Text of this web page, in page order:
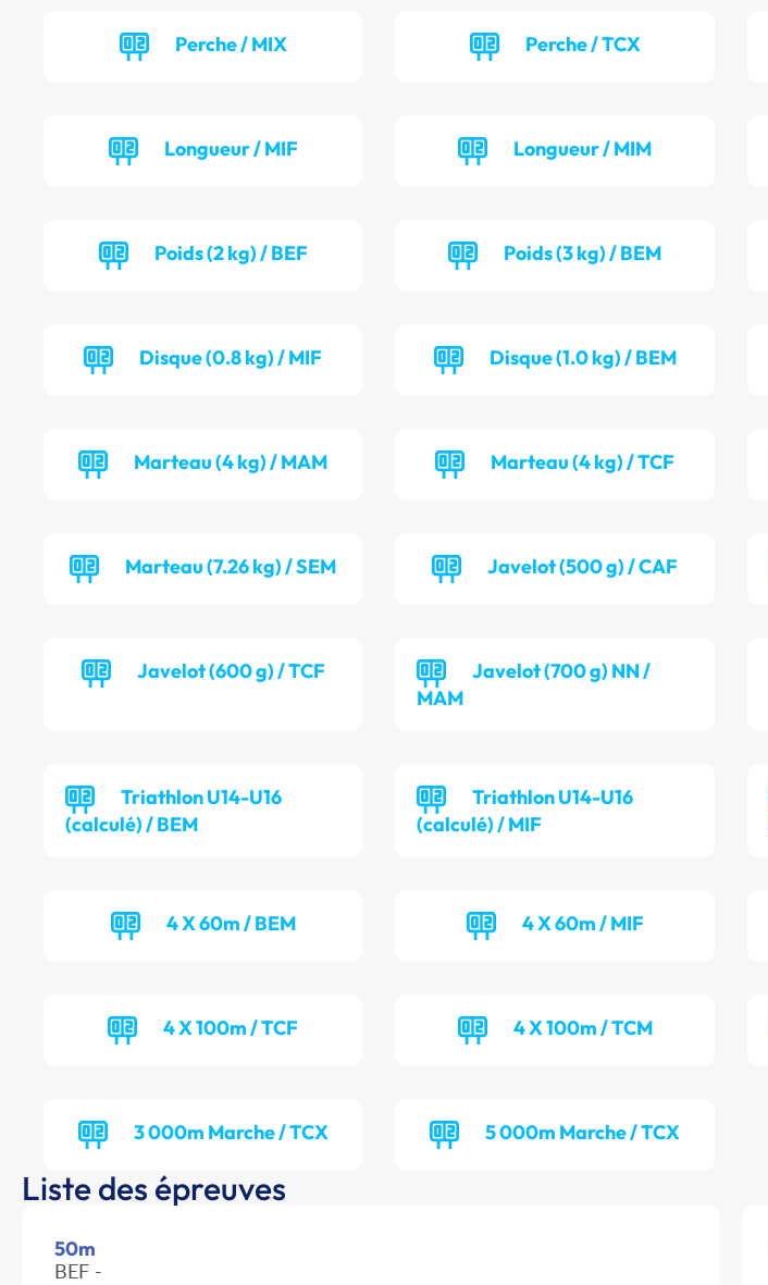
Perche / MIX Perche / TCX
Longueur / MIF Longueur / MIM
Poids (2 kg) / BEF Poids (3 kg) / BEM
Disque (0.8 kg) / MIF Disque (1.0 kg) / BEM
Marteau (4 kg) / MAM Marteau (4 kg) / TCF
Marteau (7.26 kg) / SEM Javelot (500 g) / CAF
Javelot (600 g) / TCF
Javelot (700 g) NN /
MAM
Triathlon U14-U16
(calculé) / BEM
Triathlon U14-U16
(calculé) / MIF
4 X 60m / BEM 4 X 60m / MIF
4 X 100m / TCF 4 X 100m / TCM
3 000m Marche / TCX 5 000m Marche / TCX
Liste des épreuves
50m
BEF -